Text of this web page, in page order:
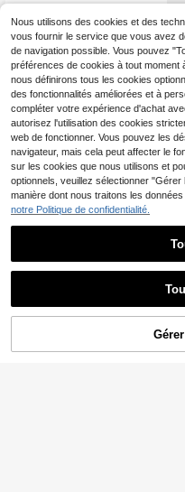
de bébé garçon à motif de
dessin animé avec encolure ronde
en blocs de couleurs, ensemble de
3 pièces
Pipplin
SHEIN 4pcs/Set Débard
eurs en coton tricotés couleur unie
décontractés et polyvalents pour
Nous utilisons des cookies et des
vous fournir le service que vous avez
de navigation possible. Vous pouvez
préférences de cookies à tout moment
nous définirons tous les cookies
des fonctionnalités améliorées et à
compléter votre expérience d'achat
autorisez l'utilisation des cookies
web de fonctionner. Vous pouvez les
navigateur, mais cela peut affecter le
sur les cookies que nous utilisons et
optionnels, veuillez sélectionner
manière dont nous traitons les
notre Politique de confidentialité.